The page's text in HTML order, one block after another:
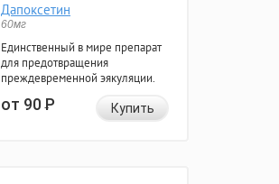
Дапоксетин
60мг
Единственный в мире препарат
для предотвращения
преждевременной эякуляции.
от 90Р Купить